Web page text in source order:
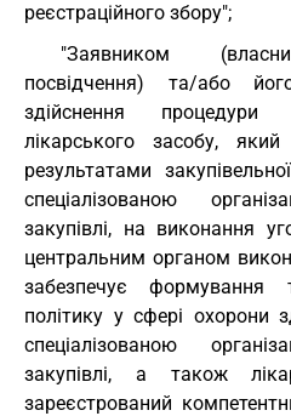
реєстраційного збору";
"Заявником
посвідчення) та/або
здійснення процедури
лікарського засобу,
результатами
спеціалізованою
закупівлі, на виконання
центральним органом
забезпечує формування
політику у сфері охорони
спеціалізованою
закупівлі, а також
зареєстрований